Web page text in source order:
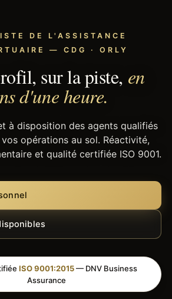
DE L'ASSISTANCE
— CDG · ORLY
sur la piste, en
d'une heure.
à disposition des agents qualifiés
opérations au sol. Réactivité,
et qualité certifiée ISO 9001.
ISO 9001:2015— DNV Business
Assurance